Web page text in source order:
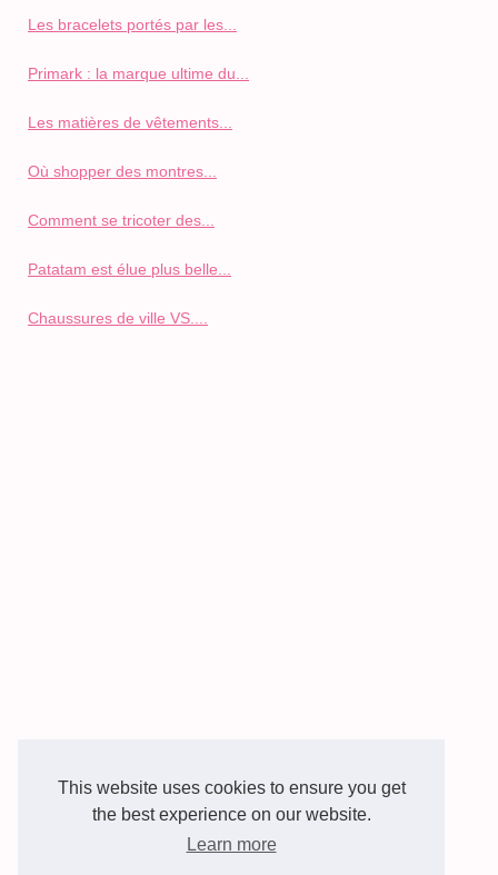
This website uses cookies to ensure you get
the best experience on our website.
Learn more
Les bracelets portés par les...
Primark : la marque ultime du...
Les matières de vêtements...
Où shopper des montres...
Comment se tricoter des...
Patatam est élue plus belle...
Chaussures de ville VS....